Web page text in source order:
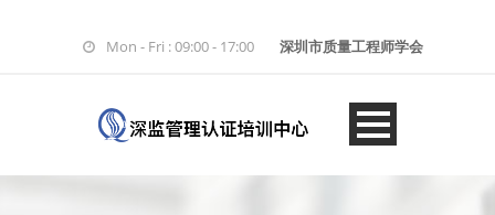
Mon - Fri : 09:00 - 17:00 深圳市质量工程师学会